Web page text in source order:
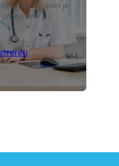
en bundel je
producten!